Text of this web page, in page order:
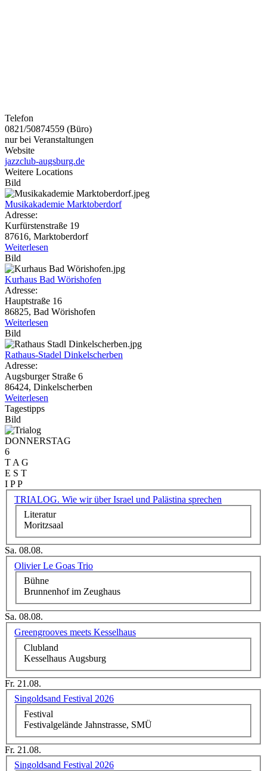
Telefon
0821/50874559 (Büro)
nur bei Veranstaltungen
Website
jazzclub-augsburg.de
Weitere Locations
Bild
Musikakademie Marktoberdorf
Adresse:
Kurfürstenstraße 19
87616, Marktoberdorf
Weiterlesen
Bild
Kurhaus Bad Wörishofen
Adresse:
Hauptstraße 16
86825, Bad Wörishofen
Weiterlesen
Bild
Rathaus-Stadel Dinkelscherben
Adresse:
Augsburger Straße 6
86424, Dinkelscherben
Weiterlesen
Tagestipps
Bild
DONNERSTAG
6
T A G
E S T
I P P
TRIALOG. Wie wir über Israel und Palästina sprechen
Literatur
Moritzsaal
Sa. 08.08.
Olivier Le Goas Trio
Bühne
Brunnenhof im Zeughaus
Sa. 08.08.
Greengrooves meets Kesselhaus
Clubland
Kesselhaus Augsburg
Fr. 21.08.
Singoldsand Festival 2026
Festival
Festivalgelände Jahnstrasse, SMÜ
Fr. 21.08.
Singoldsand Festival 2026